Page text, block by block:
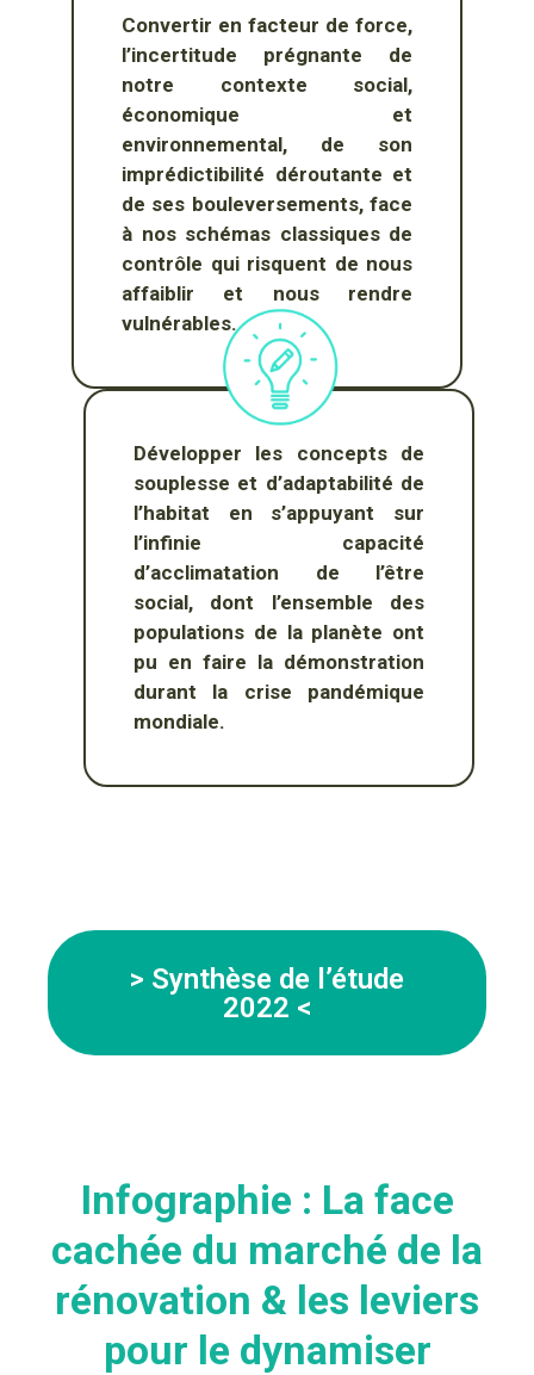
Convertir en facteur de force,
l’incertitude prégnante de
notre contexte social,
économique et
environnemental, de son
imprédictibilité déroutante et
de ses bouleversements, face
à nos schémas classiques de
contrôle qui risquent de nous
affaiblir et nous rendre
vulnérables.
Développer les concepts de
souplesse et d’adaptabilité de
l’habitat en s’appuyant sur
l’infinie capacité
d’acclimatation de l’être
social, dont l’ensemble des
populations de la planète ont
pu en faire la démonstration
durant la crise pandémique
mondiale.
> Synthèse de l’étude
2022 <
Infographie : La face
cachée du marché de la
rénovation & les leviers
pour le dynamiser